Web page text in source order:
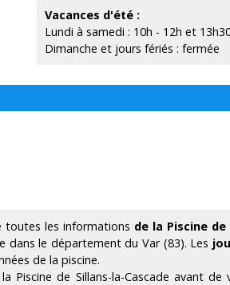
Vacances d'été :
Lundi à samedi : 10h - 12h et
Dimanche et jours fériés : fermée
toutes les informations de la Piscine de
dans le département du Var (83). Les
de la piscine.
Piscine de Sillans-la-Cascade avant